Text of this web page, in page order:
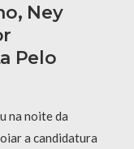
Ney
Pelo
na noite da
a candidatura